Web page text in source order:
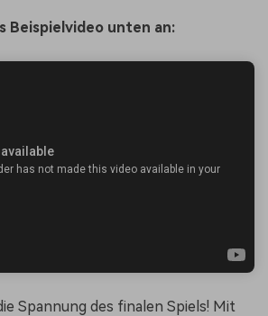
Beispielvideo unten an:
Spannung des finalen Spiels! Mit